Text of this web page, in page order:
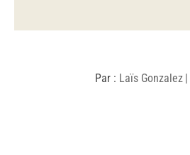
Par : Laïs Gonzalez |